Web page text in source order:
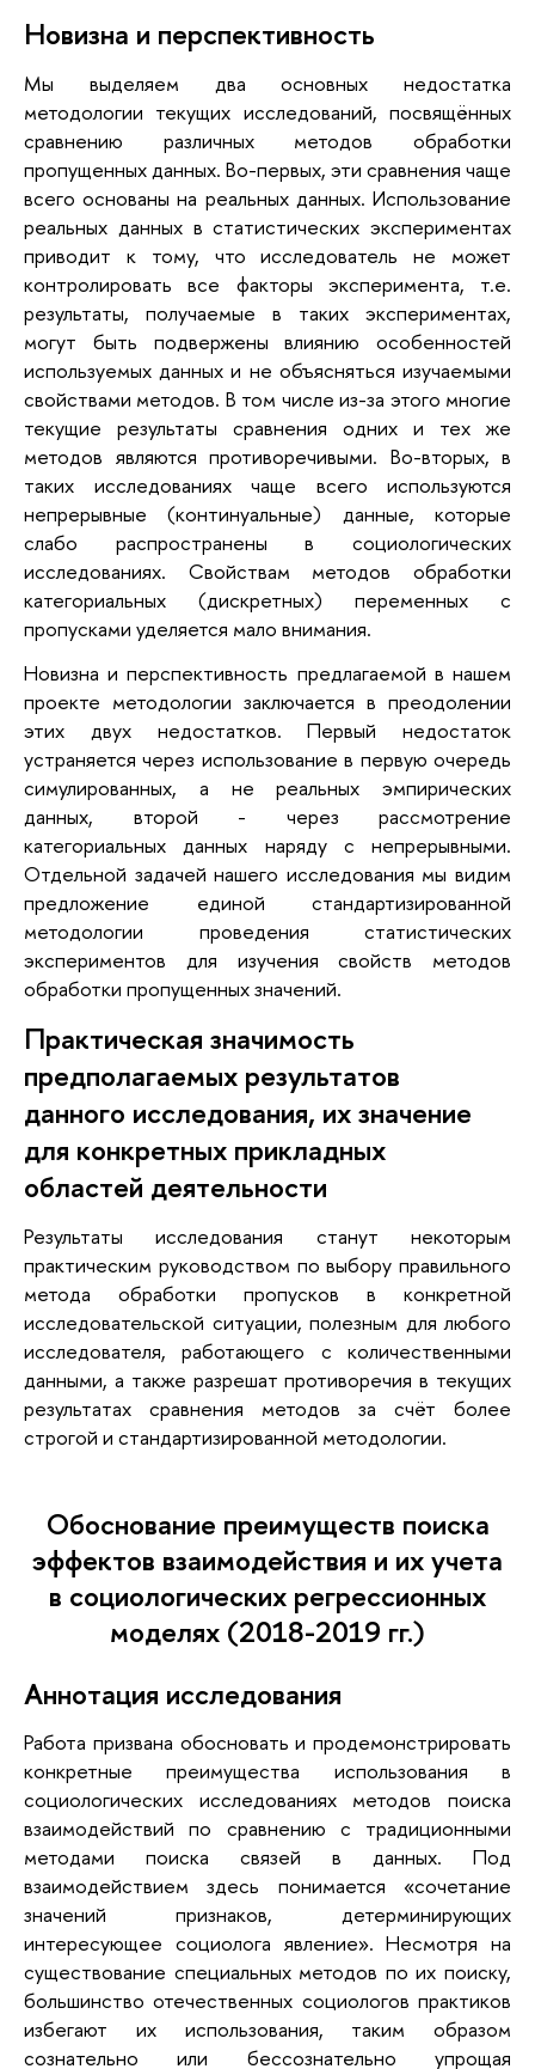
Новизна и перспективность
Мы выделяем два основных недостатка
методологии текущих исследований, посвящённых
сравнению различных методов обработки
пропущенных данных. Во-первых, эти сравнения чаще
всего основаны на реальных данных. Использование
реальных данных в статистических экспериментах
приводит к тому, что исследователь не может
контролировать все факторы эксперимента, т.е.
результаты, получаемые в таких экспериментах,
могут быть подвержены влиянию особенностей
используемых данных и не объясняться изучаемыми
свойствами методов. В том числе из-за этого многие
текущие результаты сравнения одних и тех же
методов являются противоречивыми. Во-вторых, в
таких исследованиях чаще всего используются
непрерывные (континуальные) данные, которые
слабо распространены в социологических
исследованиях. Свойствам методов обработки
категориальных (дискретных) переменных с
пропусками уделяется мало внимания.
Новизна и перспективность предлагаемой в нашем
проекте методологии заключается в преодолении
этих двух недостатков. Первый недостаток
устраняется через использование в первую очередь
симулированных, а не реальных эмпирических
данных, второй - через рассмотрение
категориальных данных наряду с непрерывными.
Отдельной задачей нашего исследования мы видим
предложение единой стандартизированной
методологии проведения статистических
экспериментов для изучения свойств методов
обработки пропущенных значений.
Практическая значимость
предполагаемых результатов
данного исследования, их значение
для конкретных прикладных
областей деятельности
Результаты исследования станут некоторым
практическим руководством по выбору правильного
метода обработки пропусков в конкретной
исследовательской ситуации, полезным для любого
исследователя, работающего с количественными
данными, а также разрешат противоречия в текущих
результатах сравнения методов за счёт более
строгой и стандартизированной методологии.
Обоснование преимуществ поиска
эффектов взаимодействия и их учета
в социологических регрессионных
моделях (2018-2019 гг.)
Аннотация исследования
Работа призвана обосновать и продемонстрировать
конкретные преимущества использования в
социологических исследованиях методов поиска
взаимодействий по сравнению с традиционными
методами поиска связей в данных. Под
взаимодействием здесь понимается «сочетание
значений признаков, детерминирующих
интересующее социолога явление». Несмотря на
существование специальных методов по их поиску,
большинство отечественных социологов практиков
избегают их использования, таким образом
сознательно или бессознательно упрощая